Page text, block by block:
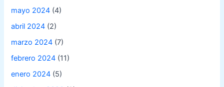
mayo 2024 (4)
abril 2024 (2)
marzo 2024 (7)
febrero 2024 (11)
enero 2024 (5)